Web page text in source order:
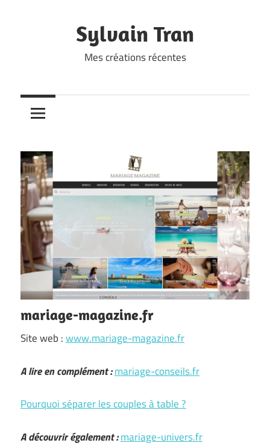
Sylvain Tran
Mes créations récentes
mariage-magazine.fr
Site web :www.mariage-magazine.fr
A lire en complément :mariage-conseils.fr
Pourquoi séparer les couples à table ?
A découvrir également :mariage-univers.fr